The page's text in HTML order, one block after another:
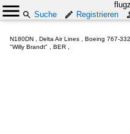
Suche
Registrieren
N180DN , Delta Air Lines , Boeing 767-
"Willy Brandt" , BER ,